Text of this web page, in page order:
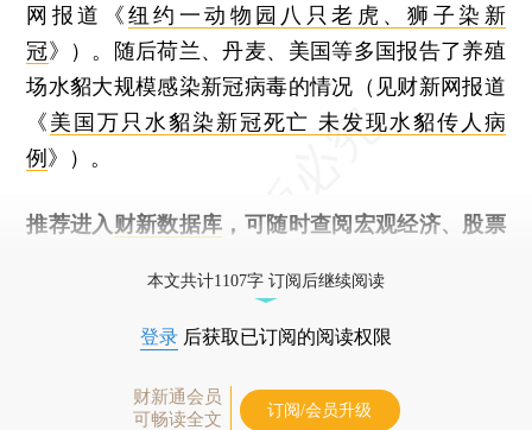
网报道《纽约一动物园八只老虎、狮子染新
冠》）。随后荷兰、丹麦、美国等多国报告了养殖
场水貂大规模感染新冠病毒的情况（见财新网报道
《美国万只水貂染新冠死亡 未发现水貂传人病
例 》）。
推荐进入 财新数据库 ，可随时查阅宏观经济、股票
本文共计1107字 订阅后继续阅读
登录 后获取已订阅的阅读权限
财新通会员
可畅读全文
订阅/会员升级